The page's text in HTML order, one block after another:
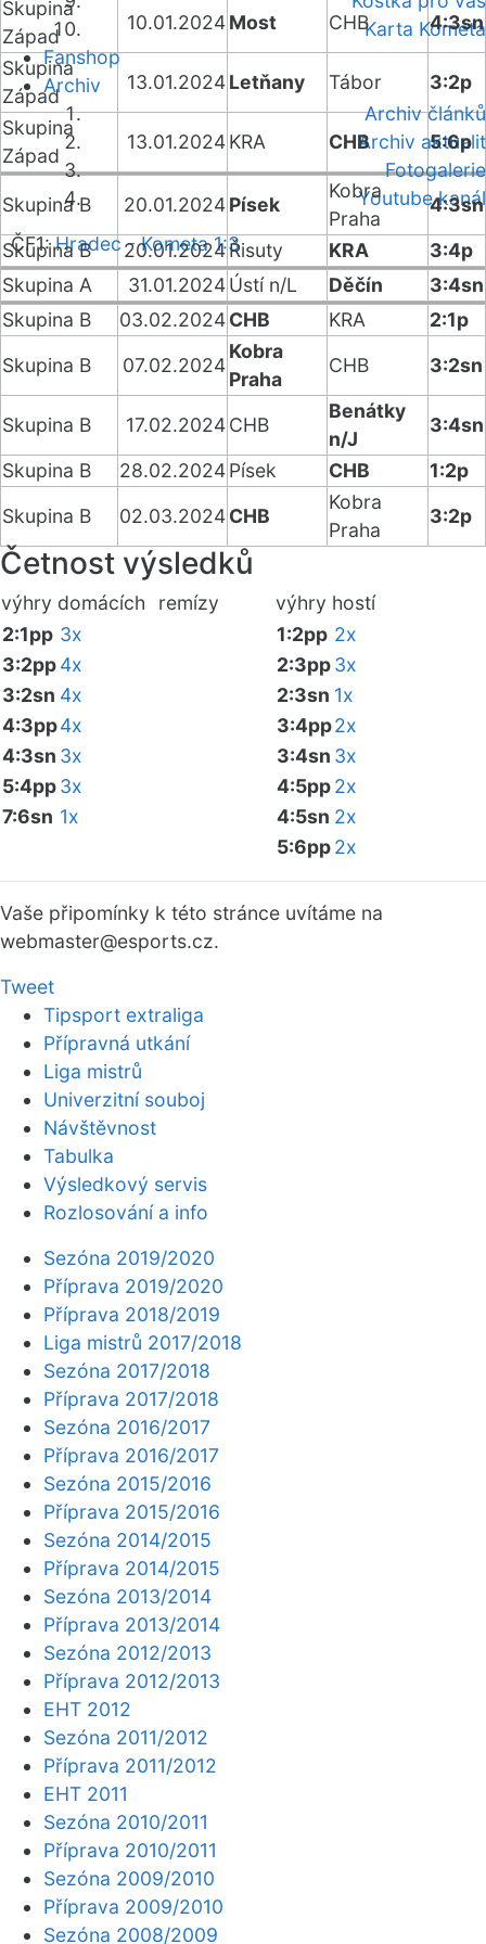
Karta Kometa
Fanshop
Archiv
Archiv článků
Archiv aktualit
Fotogalerie
Youtube kanál
ČF1:Hradec - Kometa 1:3
Skupina
Západ
10.01.2024Most CHB
4:3sn
Skupina
Západ
13.01.2024Letňany Tábor
3:2p
Skupina
Západ
13.01.2024KRA CHB 5:6p
Skupina B 20.01.2024Písek
Kobra
Praha
4:3sn
Skupina B
20.01.2024Řisuty KRA
3:4p
Skupina A
31.01.2024Ústí n/L Děčín
3:4sn
Skupina B
03.02.2024CHB KRA
2:1p
Skupina B
07.02.2024
Kobra
Praha
CHB 3:2sn
Skupina B 17.02.2024CHB
Benátky
n/J
3:4sn
Skupina B
28.02.2024Písek CHB
1:2p
Skupina B
02.03.2024CHB
Kobra
Praha
3:2p
Četnost výsledků
výhry domácích remízy výhry hostí
2:1pp 3x
3:2pp4x
3:2sn 4x
4:3pp4x
4:3sn 3x
5:4pp3x
7:6sn 1x
1:2pp 2x
2:3pp3x
2:3sn 1x
3:4pp2x
3:4sn 3x
4:5pp2x
4:5sn 2x
5:6pp2x
Vaše připomínky k této stránce uvítáme na
webmaster@esports.cz.
Tweet
Tipsport extraliga
Přípravná utkání
Liga mistrů
Univerzitní souboj
Návštěvnost
Tabulka
Výsledkový servis
Rozlosování a info
Sezóna 2019/2020
Příprava 2019/2020
Příprava 2018/2019
Liga mistrů 2017/2018
Sezóna 2017/2018
Příprava 2017/2018
Sezóna 2016/2017
Příprava 2016/2017
Sezóna 2015/2016
Příprava 2015/2016
Sezóna 2014/2015
Příprava 2014/2015
Sezóna 2013/2014
Příprava 2013/2014
Sezóna 2012/2013
Příprava 2012/2013
EHT 2012
Sezóna 2011/2012
Příprava 2011/2012
EHT 2011
Sezóna 2010/2011
Příprava 2010/2011
Sezóna 2009/2010
Příprava 2009/2010
Sezóna 2008/2009